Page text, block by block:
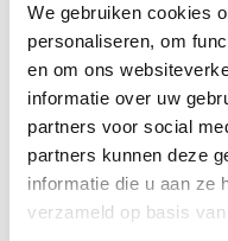
We gebruiken cookies
personaliseren, om
en om ons
informatie over uw
partners voor social
partners kunnen deze
informatie die u aan ze
verzameld op basis
scheiden?
Hoe doen we
Hoe verwerk ik/
Wegwijs in relatie en
met gemeente
Donkers Advocaten